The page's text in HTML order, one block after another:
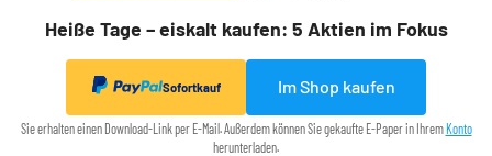
Heiße Tage – eiskalt kaufen: 5 Aktien im Fokus
Sofortkauf Im Shop kaufen
Sie erhalten einen Download-Link per E-Mail. Außerdem können Sie gekaufte E-Paper in IhremKonto
herunterladen.